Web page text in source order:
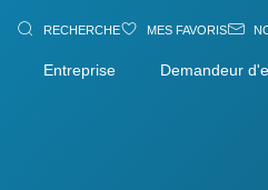
RECHERCHE MES FAVORIS
Entreprise Demandeur